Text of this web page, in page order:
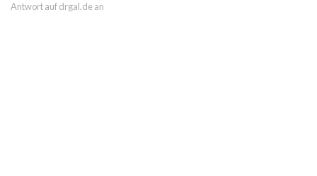
Antwort auf drgal.de an